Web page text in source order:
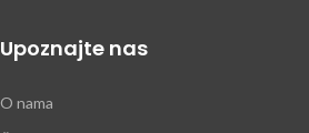
Upoznajte nas
O nama